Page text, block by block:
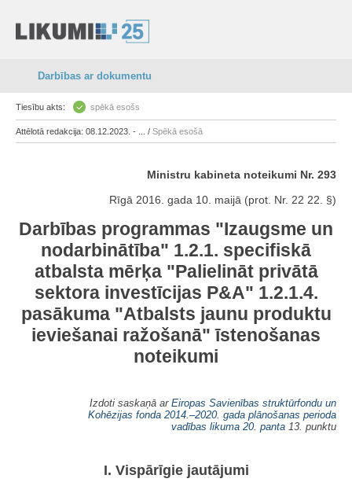
Darbības ar dokumentu
Tiesību akts: spēkā esošs
Attēlotā redakcija: 08.12.2023. - ... / Spēkā esošā
Ministru kabineta noteikumi Nr. 293
Rīgā 2016. gada 10. maijā (prot. Nr. 22 22. §)
Darbības programmas "Izaugsme un
nodarbinātība" 1.2.1. specifiskā
atbalsta mērķa "Palielināt privātā
sektora investīcijas P&A" 1.2.1.4.
pasākuma "Atbalsts jaunu produktu
ieviešanai ražošanā" īstenošanas
noteikumi
Izdoti saskaņā ar Eiropas Savienības struktūrfondu un
Kohēzijas fonda 2014.–2020. gada plānošanas perioda
vadības likuma 20. panta 13. punktu
I. Vispārīgie jautājumi